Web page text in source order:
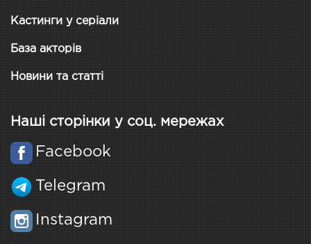
Кастинги у серіали
База акторів
Новини та статті
Наші сторінки у соц. мережах
Facebook
Telegram
Instagram